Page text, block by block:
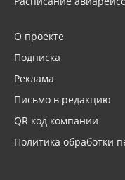
О проекте
Подписка
Реклама
Письмо в редакцию
QR код компании
Политика обработки